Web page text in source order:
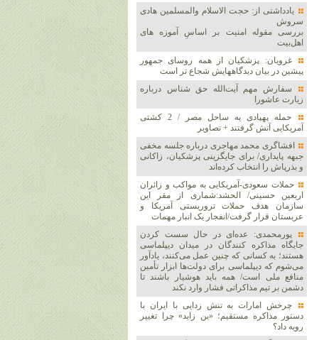
یادداشتی از: حجت الاسلام والمسلمین هادی
سروش
بررسی مقوله امنیت بر اساسِ آموزه های
اهل‌بیت
غرویان: پزشکیان از همه روسای جمهور
پیشین در بیان دیدگاههایش شجاع تر است
سفارش مهم آیت‌الله حق شناس درباره
زیارت عاشورا
حمله پهپادی به ساحل مصر / 2 کشتی
آمریکایی آتش گرفتند + تصاویر
افشاگری محمد مهاجری درباره جلسه مخفی
جبهه پایداری/ برای جایگزینی پزشکیان، زاکانی
و بذرپاش را انتخاب کرده‌اند
حملات سعودی-آمریکایی به مواکب و زائران
اربعین حسینی/ الحشد:شماری از مقر این
سازمان هدف حملات تروریستی آمریکا و
عربستان قرار گرفت/انفجار یک انبار مهمات
پورمحمدی: عده‌ای در حال سست کردن
جایگاه مذاکره کنندگان در میدان دیپلماسی
هستند؛ به کسانی که چنین عمل می‌کنند، یادآور
می‌شوم که دیپلماسی برای دولت‌ها ابزار تأمین
منافع ملی است/ همه باید هوشیار باشند تا
دشمن بر تیم مذاکراتی فشار وارد نکند
چرخش امارات به تنش زدایی با ایران با
دستور مذاکره مستقیم؛ «بن زاید» چرا تغییر
رویه داد؟